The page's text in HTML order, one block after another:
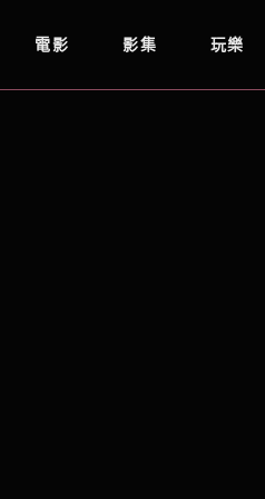
電影 影集 玩樂